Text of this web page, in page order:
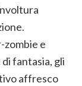
zombie e
fantasia, gli
affresco